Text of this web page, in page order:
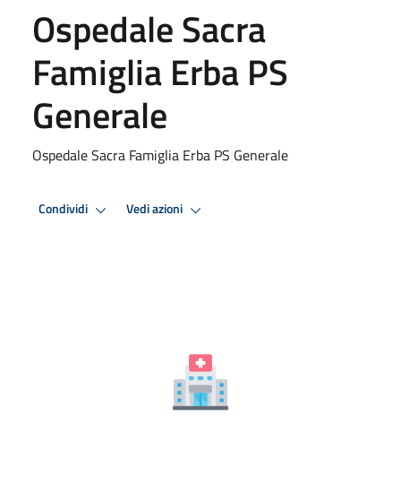
Ospedale Sacra
Famiglia Erba PS
Generale
Ospedale Sacra Famiglia Erba PS Generale
Condividi Vedi azioni